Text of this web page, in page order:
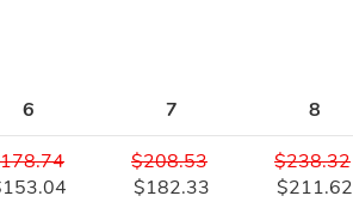
6 7 8
$208.53
$182.33
$238.32
$211.62